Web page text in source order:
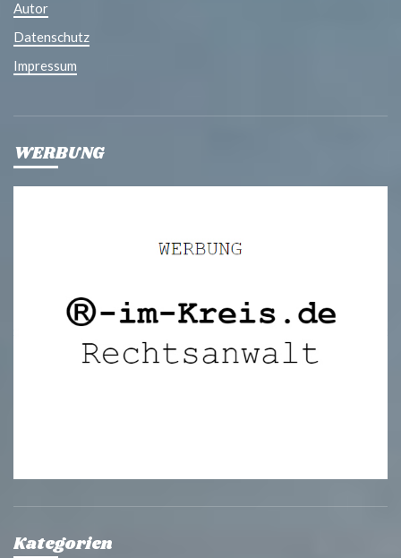
Autor
Datenschutz
Impressum
WERBUNG
Kategorien